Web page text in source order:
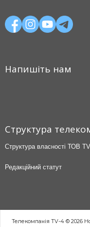
Напишіть нам
Структура
Структура власності ТОВ
Редакційний статут
Телекомпанія TV-4 © 2026